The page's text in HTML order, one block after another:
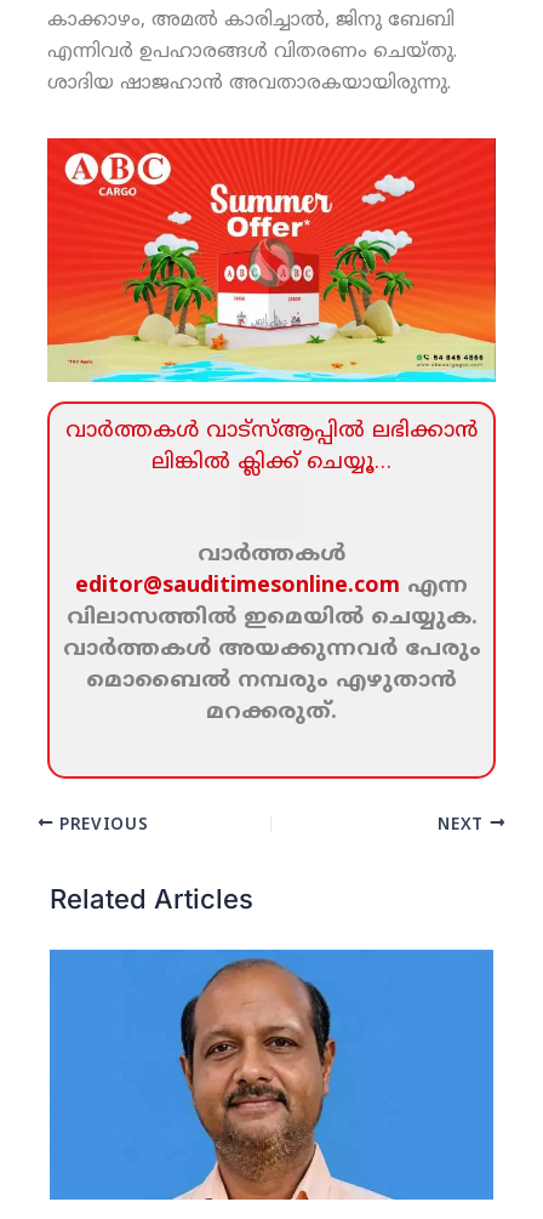
കാക്കാഴം, അമല്‍ കാരിച്ചാല്‍, ജിനു ബേബി
എന്നിവര്‍ ഉപഹാരങ്ങള്‍ വിതരണം ചെയ്തു.
ശാദിയ ഷാജഹാന്‍ അവതാരകയായിരുന്നു.
വാര്‍ത്തകള്‍ വാട്‌സ്‌ആപ്പില്‍ ലഭിക്കാന്‍
ലിങ്കില്‍ ക്ലിക്ക്‌ ചെയ്യൂ…
വാര്‍ത്തകള്‍
editor@sauditimesonline.com എന്ന
വിലാസത്തില്‍ ഇമെയില്‍ ചെയ്യുക.
വാര്‍ത്തകള്‍ അയക്കുന്നവര്‍ പേരും
മൊബൈല്‍ നമ്പരും എഴുതാന്‍
മറക്കരുത്‌.
PREVIOUS NEXT
Related Articles